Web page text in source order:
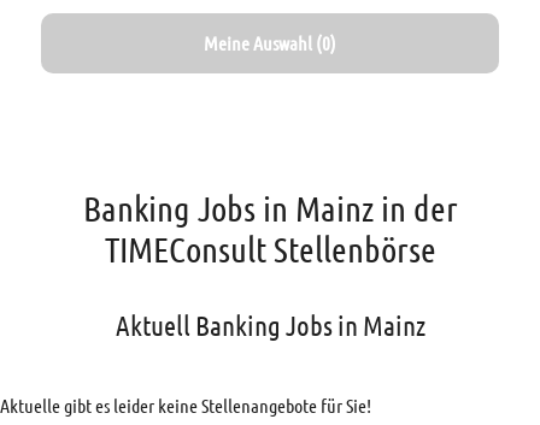
Meine Auswahl (0)
Banking Jobs in Mainz in der
TIMEConsult Stellenbörse
Aktuell Banking Jobs in Mainz
Aktuelle gibt es leider keine Stellenangebote für Sie!